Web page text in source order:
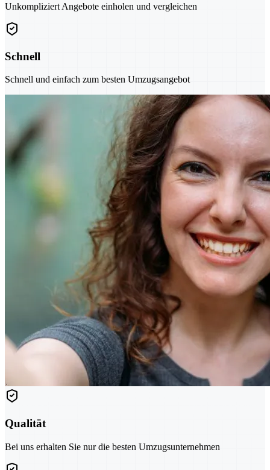
Unkompliziert Angebote einholen und vergleichen
Schnell
Schnell und einfach zum besten Umzugsangebot
Qualität
Bei uns erhalten Sie nur die besten Umzugsunternehmen